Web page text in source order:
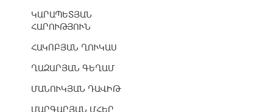
ԿԱՐԱՊԵՏՅԱՆ
ՀԱՐՈՒԹՅՈՒՆ
ՀԱԿՈԲՅԱՆ ՂՈՒԿԱՍ
ՂԱԶԱՐՅԱՆ ԳԵՂԱՄ
ՄԱՆՈՒԿՅԱՆ ԴԱՎԻԹ
ՄԱՐԳԱՐՅԱՆ ՄՀԵՐ